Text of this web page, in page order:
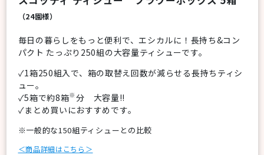
（24園様）
毎日の暮らしをもっと便利で、エシカルに！長持ち&コン
パクト たっぷり250組の大容量ティシューです。
✓1箱250組入で、箱の取替え回数が減らせる長持ちティシ
ュー。
✓5箱で約8箱※分 大容量!!
✓まとめ買いにおすすめです。
※一般的な150組ティシューとの比較
＜商品詳細はこちら＞